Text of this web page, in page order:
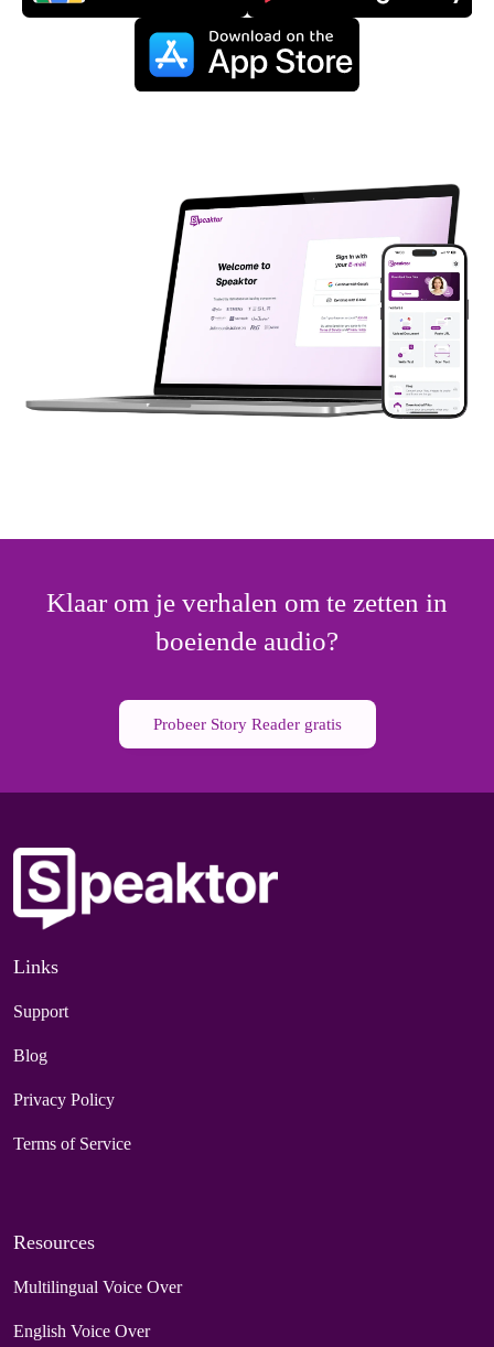
Klaar om je verhalen om te zetten in
boeiende audio?
Probeer Story Reader gratis
Links
Support
Blog
Privacy Policy
Terms of Service
Resources
Multilingual Voice Over
English Voice Over